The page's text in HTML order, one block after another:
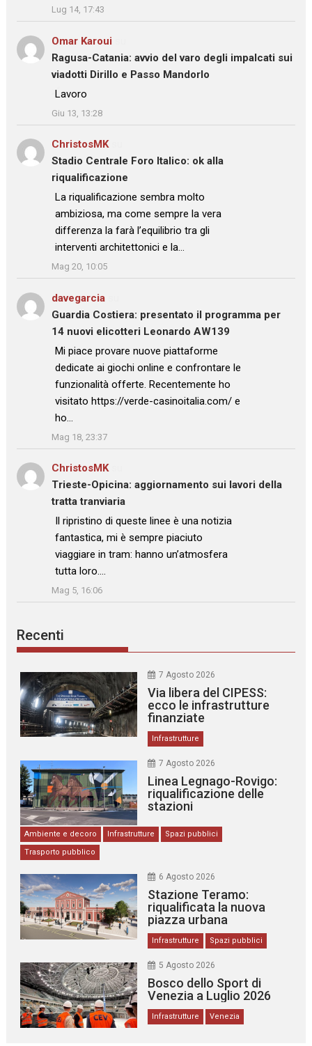
Lug 14, 17:43
Omar Karoui
Ragusa-Catania: avvio del varo degli impalcati sui
viadotti Dirillo e Passo Mandorlo
: “Lavoro
”
Giu 13, 13:28
ChristosMKsu
Stadio Centrale Foro Italico: ok alla
riqualificazione
: “La riqualificazione sembra molto
ambiziosa, ma come sempre la vera
differenza la farà l’equilibrio tra gli
interventi architettonici e la…
”
Mag 20, 10:05
davegarcia
Guardia Costiera: presentato il programma per
14 nuovi elicotteri Leonardo AW139
: “
Mi piace provare nuove piattaforme
dedicate ai giochi online e confrontare le
funzionalità offerte. Recentemente ho
visitato https://verde-casinoitalia.com/ e
ho…
”
Mag 18, 23:37
ChristosMKsu
Trieste-Opicina: aggiornamento sui lavori della
tratta tranviaria
: “
Il ripristino di queste linee è una notizia
fantastica, mi è sempre piaciuto
viaggiare in tram: hanno un’atmosfera
tutta loro.…
”
Mag 5, 16:06
Recenti
7 Agosto 2026
Via libera del CIPESS:
ecco le infrastrutture
finanziate
Infrastrutture
7 Agosto 2026
Linea Legnago-Rovigo:
riqualificazione delle
stazioni
Ambiente e decoro Infrastrutture
Spazi pubblici
Trasporto pubblico
6 Agosto 2026
Stazione Teramo:
riqualificata la nuova
piazza urbana
Infrastrutture Spazi pubblici
5 Agosto 2026
Bosco dello Sport di
Venezia a Luglio 2026
Infrastrutture Venezia